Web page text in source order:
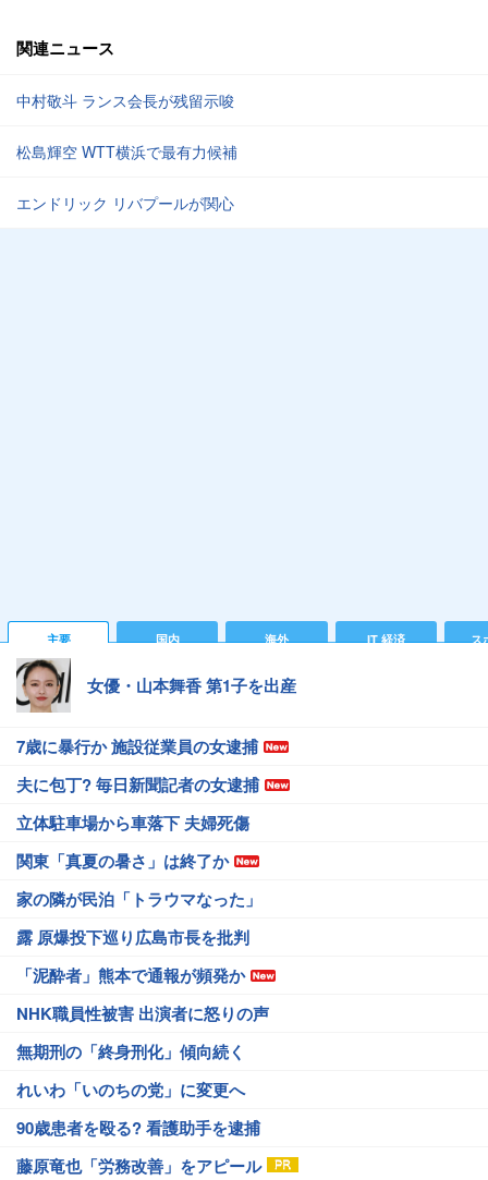
関連ニュース
中村敬斗 ランス会長が残留示唆
松島輝空 WTT横浜で最有力候補
エンドリック リバプールが関心
主要 国内 海外 IT 経済 ス
女優・山本舞香 第1子を出産
7歳に暴行か 施設従業員の女逮捕
夫に包丁? 毎日新聞記者の女逮捕
立体駐車場から車落下 夫婦死傷
関東「真夏の暑さ」は終了か
家の隣が民泊「トラウマなった」
露 原爆投下巡り広島市長を批判
「泥酔者」熊本で通報が頻発か
NHK職員性被害 出演者に怒りの声
無期刑の「終身刑化」傾向続く
れいわ「いのちの党」に変更へ
90歳患者を殴る? 看護助手を逮捕
藤原竜也「労務改善」をアピール